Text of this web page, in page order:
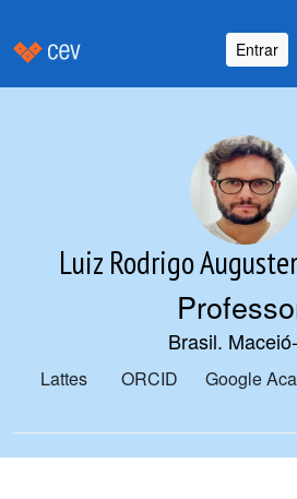
Entrar
Luiz Rodrigo
Brasil.
Lattes ORCID Google